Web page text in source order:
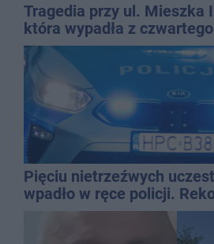
Tragedia przy ul. Mieszka
która wypadła z
Pięciu nietrzeźwych
wpadło w ręce policji.